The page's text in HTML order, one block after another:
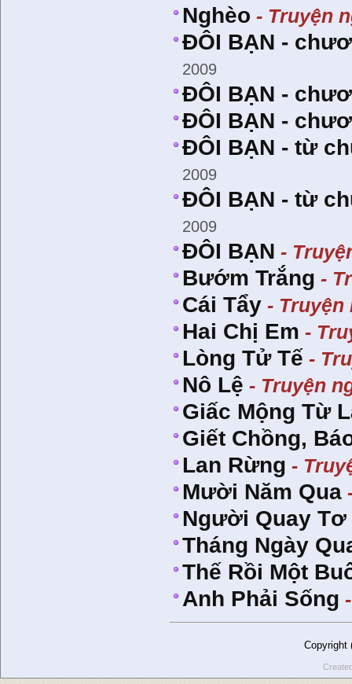
Nghèo - Truyện
ÐÔI BẠN -
2009
ÐÔI BẠN -
ÐÔI BẠN -
ÐÔI BẠN - từ
2009
ÐÔI BẠN - từ
2009
ÐÔI BẠN -
Bướm Trắng -
Cái Tẩy - Truyện
Hai Chị Em -
Lòng Tử Tế -
Nô Lệ - Truyện
Giấc Mộng Từ
Giết Chồng,
Lan Rừng -
Mười Năm Qua
Người Quay Tơ
Tháng Ngày
Thế Rồi Một
Anh Phải Sống
Copyright